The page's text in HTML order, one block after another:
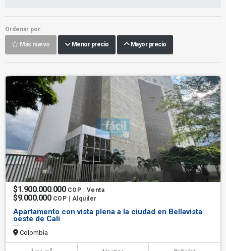
Ordenar por:
Más nuevo Menor precio Mayor precio
$1.900.000.000 COP | Venta
$9.000.000 COP | Alquiler
Apartamento con vista plena a la ciudad en Bellavista
oeste de Cali
Colombia
2